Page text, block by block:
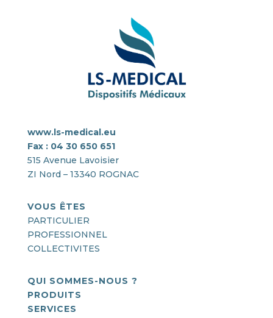
www.ls-medical.eu
Fax : 04 30 650 651
515 Avenue Lavoisier
ZI Nord – 13340 ROGNAC
VOUS ÊTES
PARTICULIER
PROFESSIONNEL
COLLECTIVITES
QUI SOMMES-NOUS ?
PRODUITS
SERVICES